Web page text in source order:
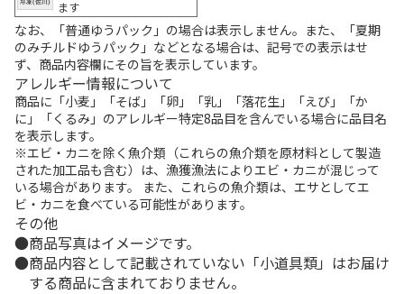
ます
なお、「普通ゆうパック」の場合は表示しません。また、「夏期
のみチルドゆうパック」などとなる場合は、記号での表示はせ
ず、商品内容欄にその旨を表示しています。
アレルギー情報について
商品に「小麦」「そば」「卵」「乳」「落花生」「えび」「か
に」「くるみ」のアレルギー特定8品目を含んでいる場合に品目名
を表示します。
※エビ・カニを除く魚介類（これらの魚介類を原材料として製造
された加工品も含む）は、漁獲漁法によりエビ・カニが混じって
いる場合があります。 また、これらの魚介類は、エサとしてエ
ビ・カニを食べている可能性があります。
その他
商品写真はイメージです。
商品内容として記載されていない「小道具類」はお届け
する商品に含まれておりません。